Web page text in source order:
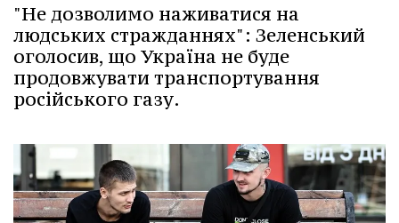
"Не дозволимо наживатися на
людських стражданнях": Зеленський
оголосив, що Україна не буде
продовжувати транспортування
російського газу.